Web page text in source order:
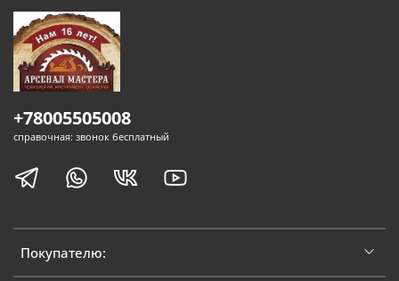
Покупателю:
+78005505008
справочная: звонок бесплатный